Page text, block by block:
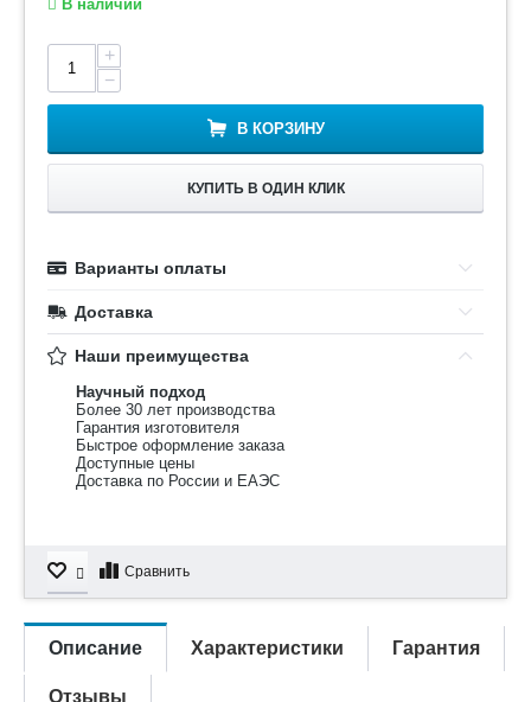
В наличии
+
−
В КОРЗИНУ
КУПИТЬ В ОДИН КЛИК
Варианты оплаты
Доставка
Наши преимущества
Научный подход
Более 30 лет производства
Гарантия изготовителя
Быстрое оформление заказа
Доступные цены
Доставка по России и ЕАЭС
Сравнить
Описание Характеристики Гарантия
Отзывы